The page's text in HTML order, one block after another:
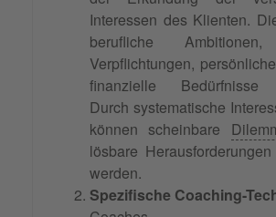
Interessen des Klienten.
berufliche
Verpflichtungen,
finanzielle Bedürfnisse
Durch systematische
können scheinbare
lösbare
werden.
Spezifische Coaching-